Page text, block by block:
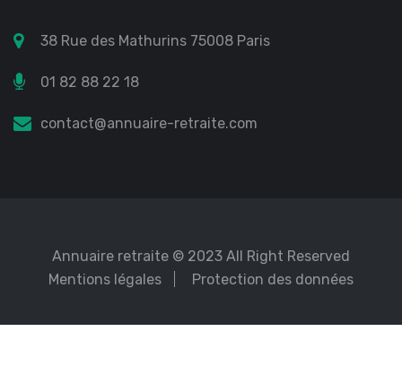
38 Rue des Mathurins 75008 Paris
01 82 88 22 18
contact@annuaire-retraite.com
Annuaire retraite © 2023 All Right Reserved
Mentions légales
Protection des données